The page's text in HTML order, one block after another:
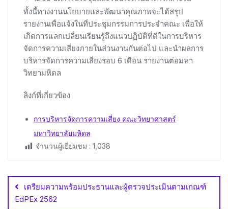
ทั้งนี้ทางงานนโยบายและพัฒนาคุณภาพจะได้สรุป
รายงานเพื่อแจ้งในที่ประชุมกรรมการประจำคณะ เพื่อให้
เกิดการแลกเปลี่ยนเรียนรู้ถึงแนวปฏิบัติที่ดีในการบริหาร
จัดการความเสี่ยงภายในส่วนงานกันต่อไป และนำผลการ
บริหารจัดการความเสี่ยงรอบ 6 เดือน รายงานต่อมหา
วิทยามหิดล
ลิงก์ที่เกี่ยวข้อง
การบริหารจัดการความเสี่ยง คณะวิทยาศาสตร์
มหาวิทยาลัยมหิดล
จำนวนผู้เยี่ยมชม : 1,038
navigation
เตรียมความพร้อมประธานและผู้ตรวจประเมินตามเกณฑ์
EdPEx 2562